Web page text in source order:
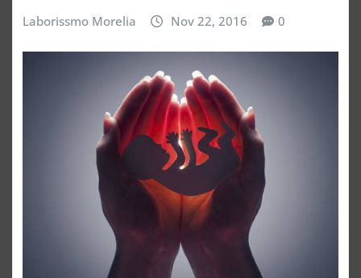
Laborissmo Morelia Nov 22, 2016 0